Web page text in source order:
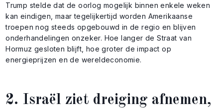
Trump stelde dat de oorlog mogelijk binnen enkele weken
kan eindigen, maar tegelijkertijd worden Amerikaanse
troepen nog steeds opgebouwd in de regio en blijven
onderhandelingen onzeker. Hoe langer de Straat van
Hormuz gesloten blijft, hoe groter de impact op
energieprijzen en de wereldeconomie.
2. Israël ziet dreiging afnemen,